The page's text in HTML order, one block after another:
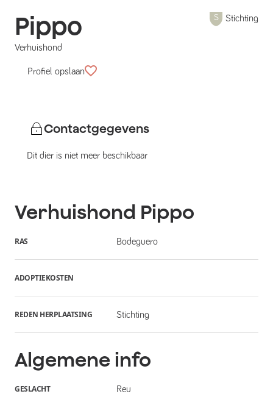
Pippo
Verhuishond
Stichting
Profiel opslaan
Contactgegevens
Dit dier is niet meer beschikbaar
Verhuishond Pippo
RAS Bodeguero
ADOPTIEKOSTEN
REDEN HERPLAATSING Stichting
Algemene info
GESLACHT Reu